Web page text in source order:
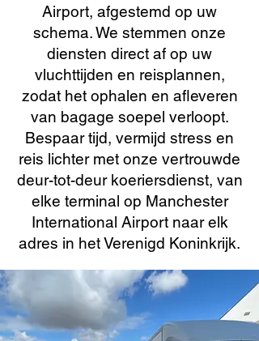
Airport, afgestemd op uw
schema. We stemmen onze
diensten direct af op uw
vluchttijden en reisplannen,
zodat het ophalen en afleveren
van bagage soepel verloopt.
Bespaar tijd, vermijd stress en
reis lichter met onze vertrouwde
deur-tot-deur koeriersdienst, van
elke terminal op Manchester
International Airport naar elk
adres in het Verenigd Koninkrijk.